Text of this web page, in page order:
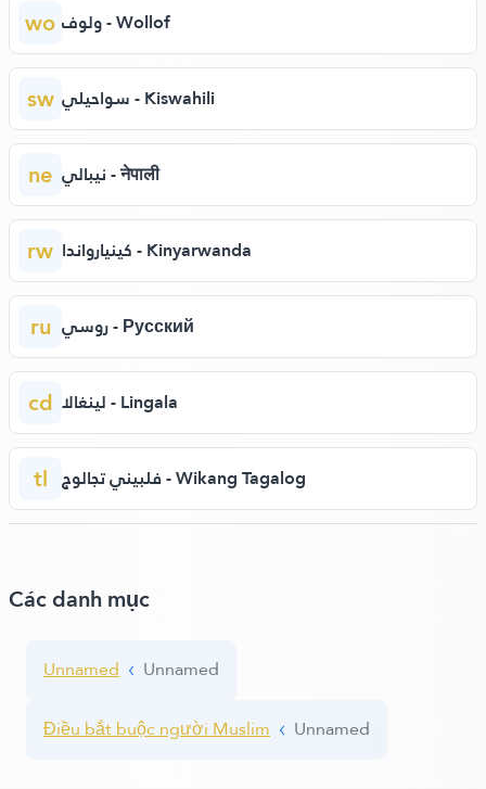
wo ولوف - Wollof
sw سواحيلي - Kiswahili
ne نيبالي - नेपाली
rw كينيارواندا - Kinyarwanda
ru روسي - Русский
cd لينغالا - Lingala
tl فلبيني تجالوج - Wikang Tagalog
Các danh mục
Unnamed
Unnamed
Điều bắt buộc người Muslim
Unnamed